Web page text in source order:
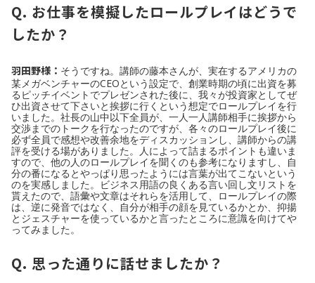
Q. お仕事を模擬したロールプレイはどうで
したか？
羽田野様： そうですね。講師の藤本さんが、実在するアメリカの
某メガベンチャーのCEOという設定で、創業時期の頃に出資を募
るピッチイベントでプレゼンされた後に、我々が投資家としてぜ
ひ出資させて下さいと挨拶に行くという想定でロールプレイを行
いました。社長の山中以下全員が、一人一人講師相手に挨拶から
交渉までのトークを行なったのですが、各々のロールプレイ後に
必ず全員で感想や改善余地をディスカッションし、講師からの講
評を受ける場がありました。人によって詰まるポイントも違いま
すので、他の人のロールプレイを聞くのも参考になりますし、自
分の番になるとやっぱり思ったようには言葉が出てこないという
のを実感しました。ビジネス用語の良くある言い回し文リストを
貰えたので、語彙や文章はそれらを活用して、ロールプレイの際
は、逆に発音ではなく、自分が相手の顔を見ているかとか、抑揚
とジェスチャーを使っているかと言ったところに意識を向けてや
ってみました。
Q. 思った通りに話せましたか？